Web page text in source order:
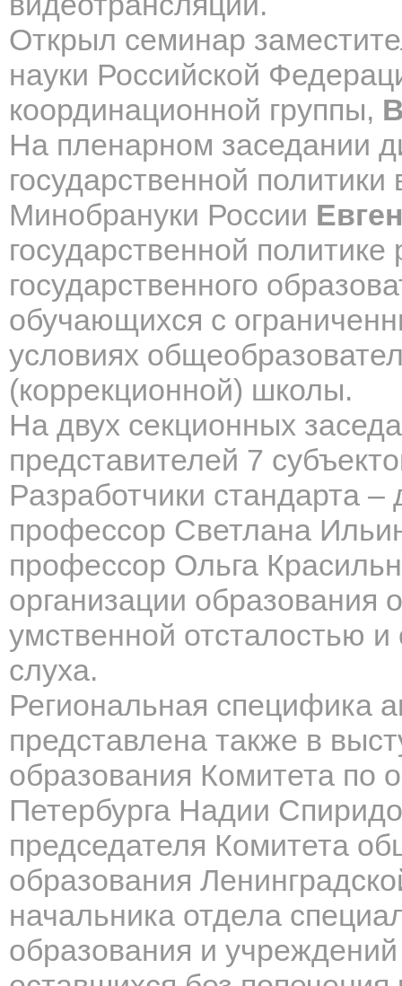
Открыл семинар
науки Российской
координационной группы,
На пленарном заседании
государственной
Минобрануки России
государственной
государственного
обучающихся с
условиях
(коррекционной) школы.
На двух секционных
представителей 7
Разработчики стандарта –
профессор Светлана
профессор Ольга
организации образования
умственной отсталостью
слуха.
Региональная специфика
представлена также в
образования Комитета по
Петербурга Надии
председателя Комитета
образования
начальника отдела
образования и